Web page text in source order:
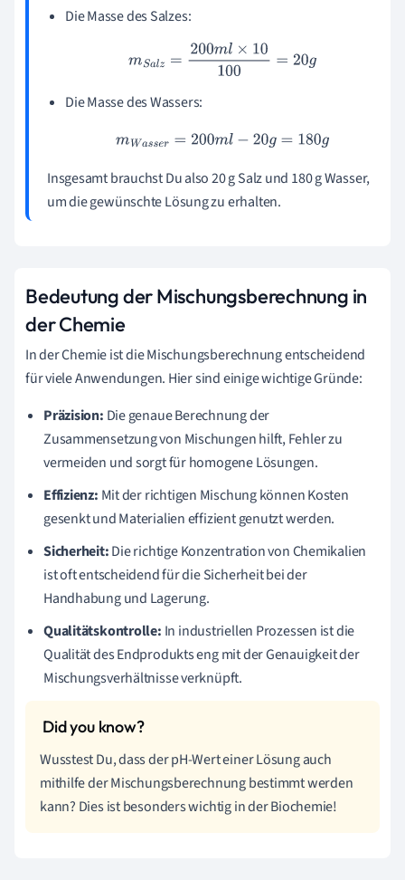
Die Masse des Salzes:
m alz =200ml×10100= 20 g
Die Masse des Wassers:
mWa sse r=200m l−20g=180 g
Insgesamt brauchst Du also 20 g Salz und 180 g Wasser,
um die gewünschte Lösung zu erhalten.
Bedeutung der Mischungsberechnung in
der Chemie
In der Chemie ist die Mischungsberechnung entscheidend
für viele Anwendungen. Hier sind einige wichtige Gründe:
Präzision: Die genaue Berechnung der
Zusammensetzung von Mischungen hilft, Fehler zu
vermeiden und sorgt für homogene Lösungen.
Effizienz: Mit der richtigen Mischung können Kosten
gesenkt und Materialien effizient genutzt werden.
Sicherheit:Die richtige Konzentration von Chemikalien
ist oft entscheidend für die Sicherheit bei der
Handhabung und Lagerung.
Qualitätskontrolle: In industriellen Prozessen ist die
Qualität des Endprodukts eng mit der Genauigkeit der
Mischungsverhältnisse verknüpft.
Wusstest Du, dass der pH-Wert einer Lösung auch
mithilfe der Mischungsberechnung bestimmt werden
kann? Dies ist besonders wichtig in der Biochemie!